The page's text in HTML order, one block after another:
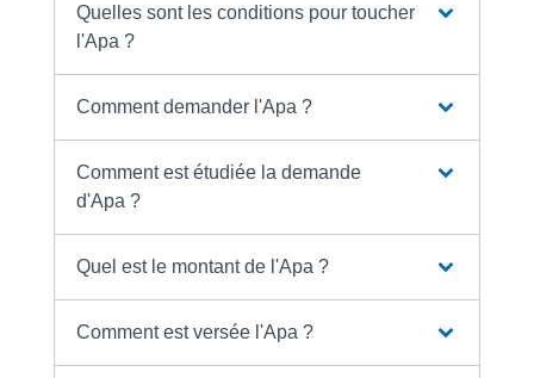
Quelles sont les conditions pour toucher
l'Apa ?
Comment demander l'Apa ?
Comment est étudiée la demande
d'Apa ?
Quel est le montant de l'Apa ?
Comment est versée l'Apa ?